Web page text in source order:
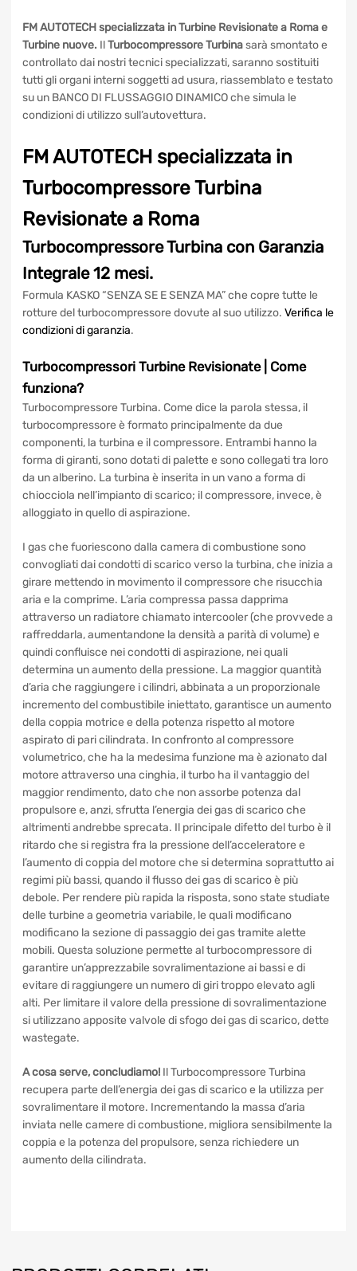
quantità
DESCRIZIONE
FM AUTOTECH specializzata in Turbine Revisionate a Roma
e Turbine nuove.IlTurbocompressore Turbinasarà
smontato e controllato dai nostri tecnici specializzati,
saranno sostituiti tutti gli organi interni soggetti ad usura,
DINAMICO che simula le condizioni di utilizzo
sull’autovettura.
FM AUTOTECH specializzata in
Turbocompressore Turbina
Revisionate a Roma
Turbocompressore Turbinacon
Garanzia Integrale 12 mesi.
rotture del turbocompressore dovute al suo utilizzo.Verifica
le condizioni di garanzia
Turbocompressori Turbine Revisionate
| Come
funziona?
Turbocompressore Turbina. Come dice la parola stessa, il
turbocompressore è formato principalmente da due
componenti, la turbina e il compressore. Entrambi hanno la
forma di giranti, sono dotati di palette e sono collegati tra
di chiocciola nell’impianto di scarico; il compressore,
invece, è alloggiato in quello di aspirazione.
I gas che fuoriescono dalla camera di combustione sono
convogliati dai condotti di scarico verso la turbina, che
inizia a girare mettendo in movimento il compressore che
risucchia aria e la comprime. L’aria compressa passa
dapprima attraverso un radiatore chiamato intercooler
(che provvede a raffreddarla, aumentandone la densità a
parità di volume) e quindi confluisce nei condotti di
aspirazione, nei quali determina un aumento della
pressione. La maggior quantità d’aria che raggiungere i
cilindri, abbinata a un proporzionale incremento del
combustibile iniettato, garantisce un aumento della coppia
motrice e della potenza rispetto al motore aspirato di pari
cilindrata. In confronto al compressore volumetrico, che ha
la medesima funzione ma è azionato dal motore attraverso
una cinghia, il turbo ha il vantaggio del maggior rendimento,
dato che non assorbe potenza dal propulsore e, anzi,
sfrutta l’energia dei gas di scarico che altrimenti andrebbe
sprecata. Il principale difetto del turbo è il ritardo che si
registra fra la pressione dell’acceleratore e l’aumento di
coppia del motore che si determina soprattutto ai regimi più
bassi, quando il flusso dei gas di scarico è più debole. Per
rendere più rapida la risposta, sono state studiate delle
turbine a geometria variabile, le quali modificano
modificano la sezione di passaggio dei gas tramite alette
mobili. Questa soluzione permette al turbocompressore di
garantire un’apprezzabile sovralimentazione ai bassi e di
alti. Per limitare il valore della pressione di
sovralimentazione si utilizzano apposite valvole di sfogo dei
gas di scarico, dette wastegate.
A cosa serve, concludiamo!Il Turbocompressore Turbina
recupera parte dell’energia dei gas di scarico e la utilizza